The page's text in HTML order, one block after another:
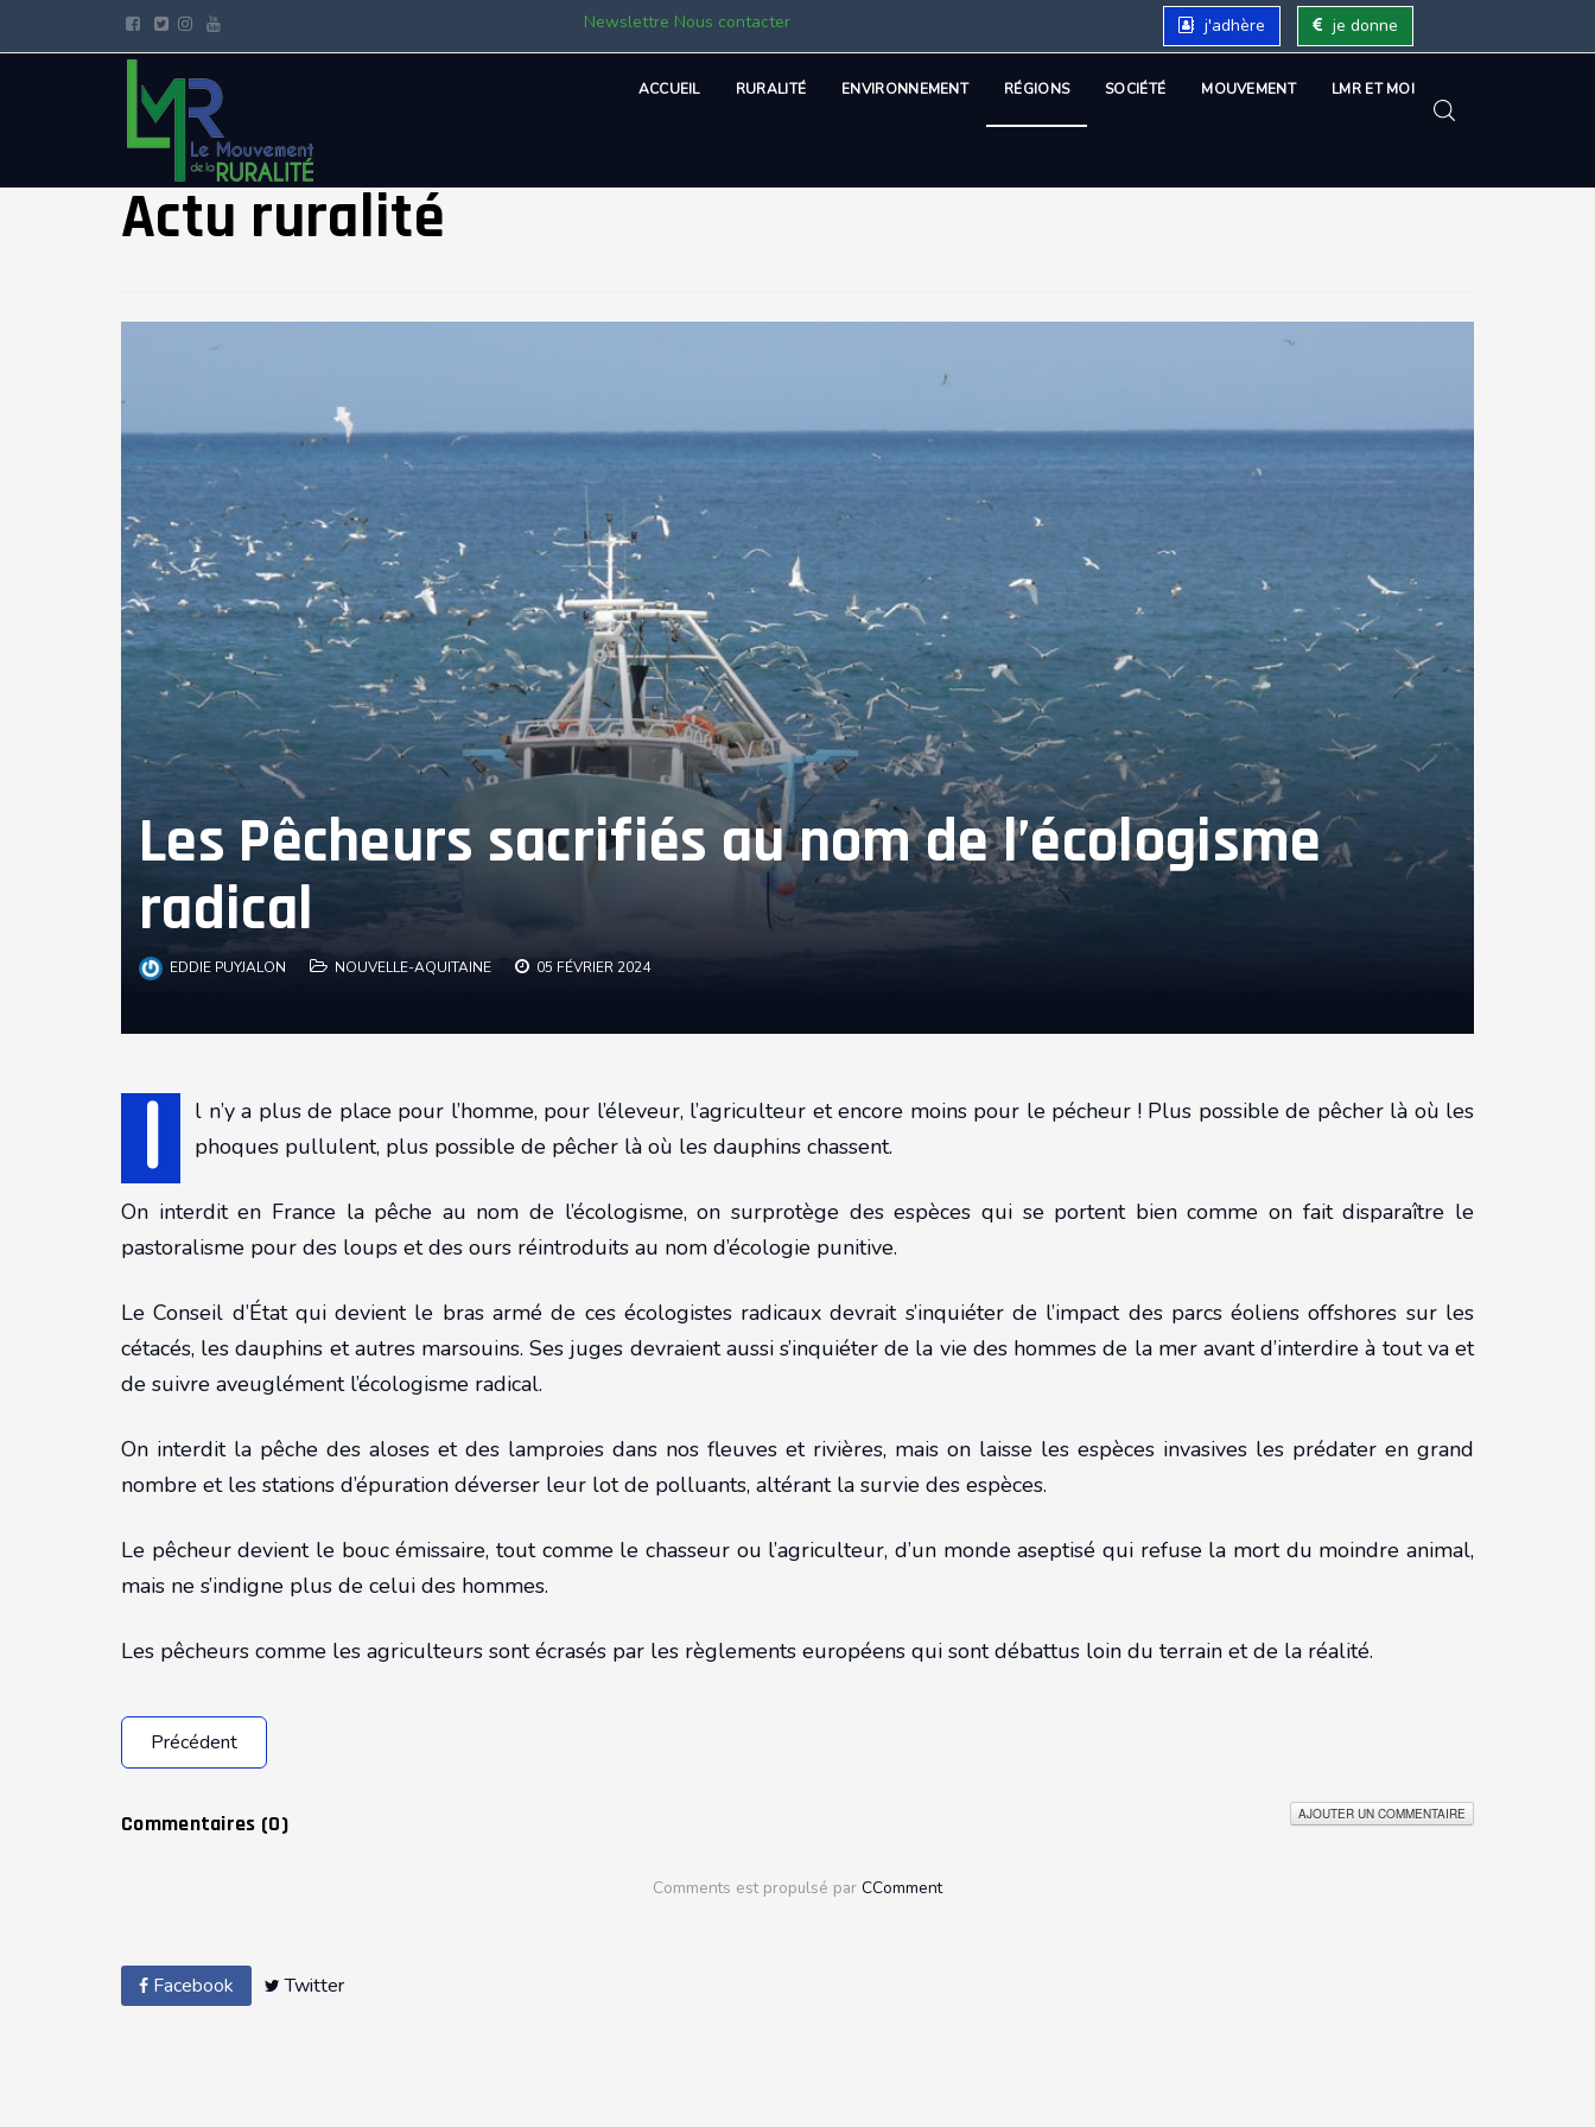
Newslettre Nous contacter j'adhère je donne
ACCUEIL RURALITÉ ENVIRONNEMENT RÉGIONS SOCIÉTÉ MOUVEMENT LMR ET MOI
Actu ruralité
Les Pêcheurs sacrifiés au nom de l’écologisme
radical
EDDIE PUYJALON NOUVELLE-AQUITAINE 05 FÉVRIER 2024
I
l n’y a plus de place pour l’homme, pour l’éleveur, l’agriculteur et encore moins pour le pécheur ! Plus possible de pêcher là où les
phoques pullulent, plus possible de pêcher là où les dauphins chassent.
On interdit en France la pêche au nom de l’écologisme, on surprotège des espèces qui se portent bien comme on fait disparaître le
pastoralisme pour des loups et des ours réintroduits au nom d’écologie punitive.
Le Conseil d’État qui devient le bras armé de ces écologistes radicaux devrait s’inquiéter de l’impact des parcs éoliens offshores sur les
cétacés, les dauphins et autres marsouins. Ses juges devraient aussi s’inquiéter de la vie des hommes de la mer avant d’interdire à tout va et
de suivre aveuglément l’écologisme radical.
On interdit la pêche des aloses et des lamproies dans nos fleuves et rivières, mais on laisse les espèces invasives les prédater en grand
nombre et les stations d’épuration déverser leur lot de polluants, altérant la survie des espèces.
Le pêcheur devient le bouc émissaire, tout comme le chasseur ou l’agriculteur, d’un monde aseptisé qui refuse la mort du moindre animal,
mais ne s’indigne plus de celui des hommes.
Les pêcheurs comme les agriculteurs sont écrasés par les règlements européens qui sont débattus loin du terrain et de la réalité.
Précédent
Commentaires (0) AJOUTER UN COMMENTAIRE
Comments est propulsé par CComment
Facebook Twitter